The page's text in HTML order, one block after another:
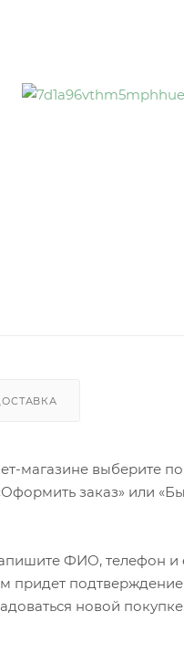
магазине выберите
заказ» или
ФИО, телефон
придет
новой